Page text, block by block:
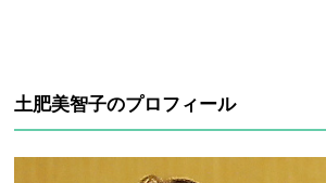
土肥美智子のプロフィール